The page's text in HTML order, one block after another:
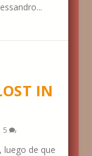
IN
5
luego de que